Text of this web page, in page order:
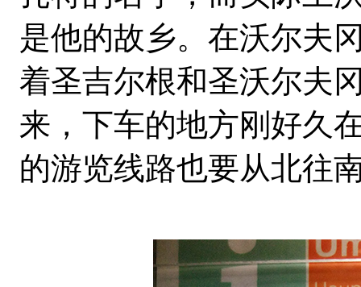
是他的故乡。在沃尔夫
着圣吉尔根和圣沃尔夫
来，下车的地方刚好久
的游览线路也要从北往